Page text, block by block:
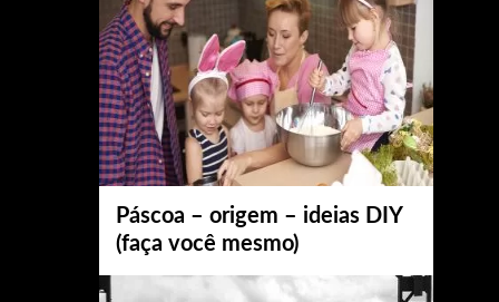
Páscoa – origem – ideias DIY
(faça você mesmo)